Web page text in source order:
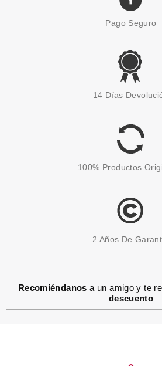
Pago Seguro
14 Días
100% Productos
2 Años De
Recomiéndanos a un amigo y te
descuento